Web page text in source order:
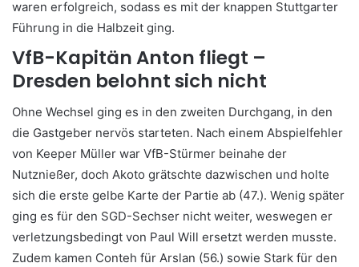
waren erfolgreich, sodass es mit der knappen Stuttgarter
Führung in die Halbzeit ging.
VfB-Kapitän Anton fliegt –
Dresden belohnt sich nicht
Ohne Wechsel ging es in den zweiten Durchgang, in den
die Gastgeber nervös starteten. Nach einem Abspielfehler
von Keeper Müller war VfB-Stürmer beinahe der
Nutznießer, doch Akoto grätschte dazwischen und holte
sich die erste gelbe Karte der Partie ab (47.). Wenig später
ging es für den SGD-Sechser nicht weiter, weswegen er
verletzungsbedingt von Paul Will ersetzt werden musste.
Zudem kamen Conteh für Arslan (56.) sowie Stark für den